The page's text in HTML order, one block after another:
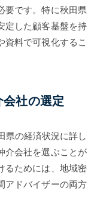
要です。特に秋田県
定した顧客基盤を持
資料で可視化するこ
社の選定
県の経済状況に詳し
介会社を選ぶことが
るためには、地域密
アドバイザーの両方